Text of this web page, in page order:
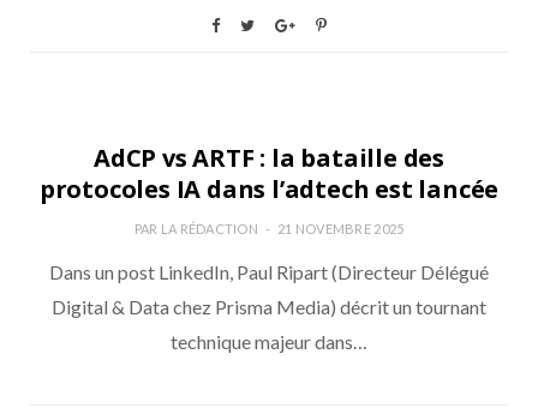
AdCP vs ARTF : la bataille des
protocoles IA dans l’adtech est lancée
PAR LA RÉDACTION 21 NOVEMBRE 2025
Dans un post LinkedIn, Paul Ripart (Directeur Délégué
Digital & Data chez Prisma Media) décrit un tournant
technique majeur dans…